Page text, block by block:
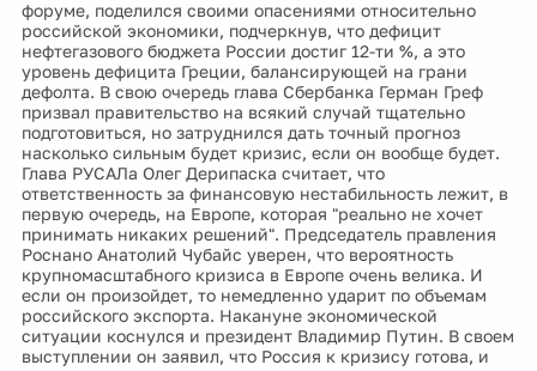
форуме, поделился своими опасениями относительно
российской экономики, подчеркнув, что дефицит
нефтегазового бюджета России достиг 12-ти %, а это
уровень дефицита Греции, балансирующей на грани
дефолта. В свою очередь глава Сбербанка Герман Греф
призвал правительство на всякий случай тщательно
подготовиться, но затруднился дать точный прогноз
насколько сильным будет кризис, если он вообще будет.
Глава РУСАЛа Олег Дерипаска считает, что
ответственность за финансовую нестабильность лежит, в
первую очередь, на Европе, которая "реально не хочет
принимать никаких решений". Председатель правления
Роснано Анатолий Чубайс уверен, что вероятность
крупномасштабного кризиса в Европе очень велика. И
если он произойдет, то немедленно ударит по объемам
российского экспорта. Накануне экономической
ситуации коснулся и президент Владимир Путин. В своем
выступлении он заявил, что Россия к кризису готова, и